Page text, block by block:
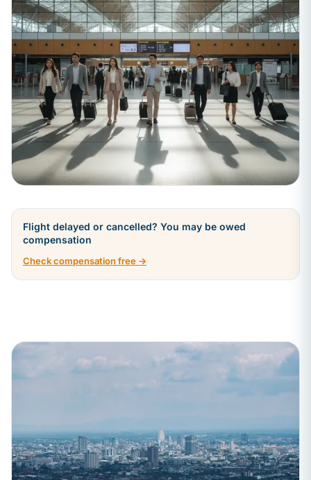
Flight delayed or cancelled? You may be owed
compensation
Check compensation free →